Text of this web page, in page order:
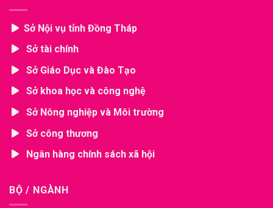
Sở Nội vụ tỉnh Đồng Tháp
Sở tài chính
Sở Giáo Dục và Đào Tạo
Sở khoa học và công nghệ
Sở Nông nghiệp và Môi trường
Sở công thương
Ngân hàng chính sách xã hội
BỘ / NGÀNH